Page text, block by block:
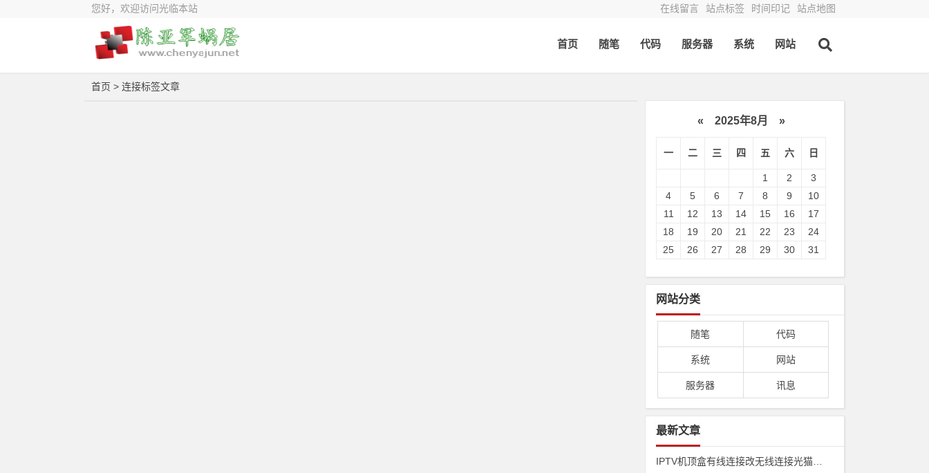
您好，欢迎访问光临本站 在线留言 站点标签 时间印记 站点地图
首页 随笔 代码 服务器 系统 网站
首页 > 连接标签文章
« 2025年8月 »
一 二 三 四 五 六 日
1 2
3
4
5 6 7 8 9
10
11
12 13 14 15 16
17
18
19 20 21 22 23
24
25
26 27 28 29 30 31
网站分类
随笔 代码
系统 网站
服务器 讯息
最新文章